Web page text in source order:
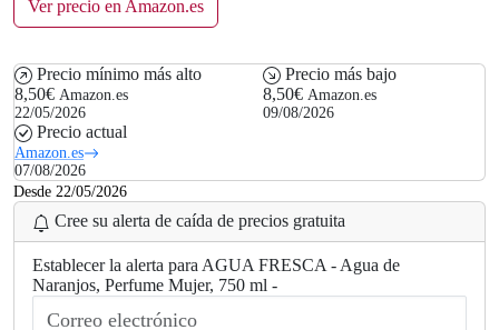
Ver precio en Amazon.es
Precio mínimo más alto
8,50€ Amazon.es
22/05/2026
Precio más bajo
8,50€ Amazon.es
09/08/2026
Precio actual
Amazon.es
07/08/2026
Desde 22/05/2026
Cree su alerta de caída de precios gratuita
Establecer la alerta para AGUA FRESCA - Agua de
Naranjos, Perfume Mujer, 750 ml -